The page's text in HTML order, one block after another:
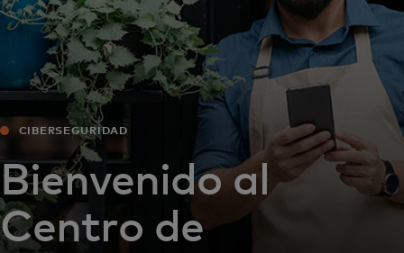
Noticias y tendencias
CIBERSEGURIDAD
Bienvenido al
Centro de